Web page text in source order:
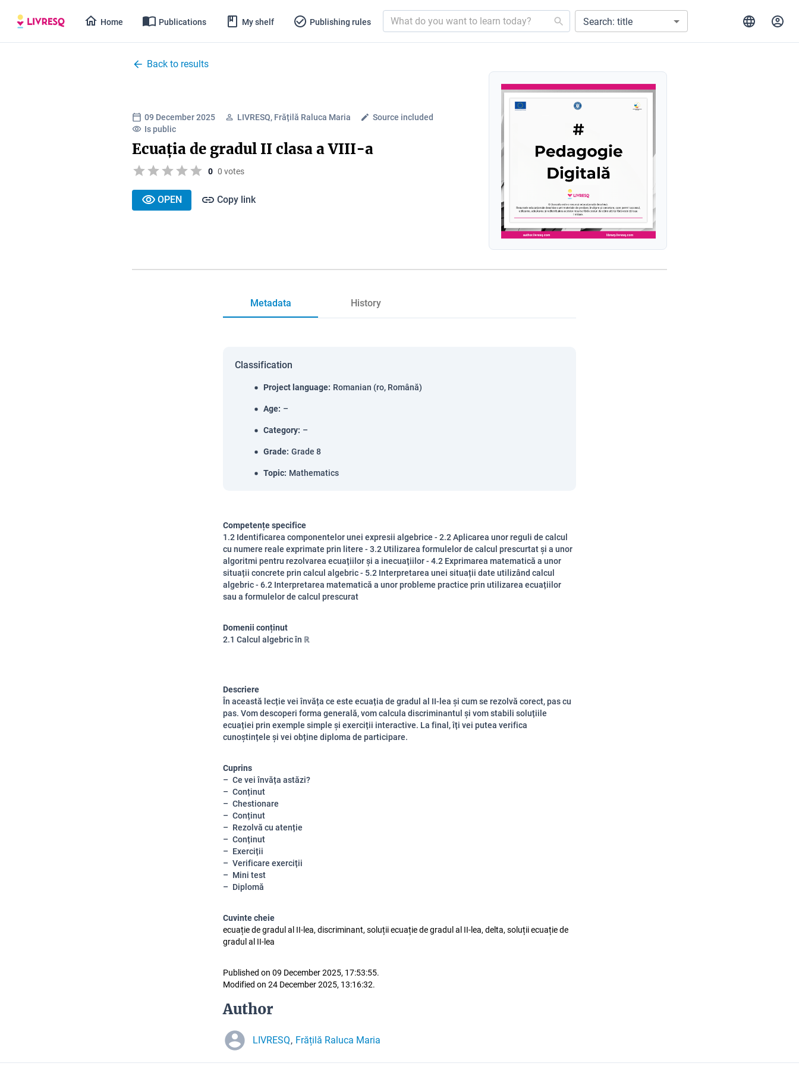
Home Publications My shelf Publishing rules Search: title
Back to results
09 December 2025 LIVRESQ, Frățilă Raluca Maria
Source included
Is public
Ecuația de gradul II clasa a VIII-a
0 0 votes
OPEN Copy link
Metadata History
Classification
Project language: Romanian (ro, Română)
Age: –
Category: –
Grade: Grade 8
Topic: Mathematics
Competențe specifice
1.2 Identificarea componentelor unei expresii algebrice - 2.2 Aplicarea unor reguli de calcul
cu numere reale exprimate prin litere - 3.2 Utilizarea formulelor de calcul prescurtat și a unor
algoritmi pentru rezolvarea ecuațiilor și a inecuațiilor - 4.2 Exprimarea matematică a unor
situații concrete prin calcul algebric - 5.2 Interpretarea unei situații date utilizând calcul
algebric - 6.2 Interpretarea matematică a unor probleme practice prin utilizarea ecuațiilor
sau a formulelor de calcul prescurat
Domenii conținut
2.1 Calcul algebric în ℝ
Descriere
În această lecție vei învăța ce este ecuația de gradul al II-lea și cum se rezolvă corect, pas cu
pas. Vom descoperi forma generală, vom calcula discriminantul și vom stabili soluțiile
ecuației prin exemple simple și exerciții interactive. La final, îți vei putea verifica
cunoștințele și vei obține diploma de participare.
Cuprins
Ce vei învăța astăzi?
Conținut
Chestionare
Conținut
Rezolvă cu atenție
Conținut
Exerciții
Verificare exerciții
Mini test
Diplomă
Cuvinte cheie
ecuație de gradul al II-lea, discriminant, soluții ecuație de gradul al II-lea, delta, soluții ecuație de
gradul al II-lea
Published on 09 December 2025, 17:53:55.
Modified on 24 December 2025, 13:16:32.
Author
LIVRESQ, Frățilă Raluca Maria